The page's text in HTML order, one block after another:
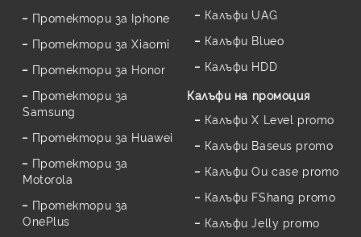
Протектори за Iphone
Протектори за Xiaomi
Протектори за Honor
Протектори за
Samsung
Протектори за Huawei
Протектори за
Motorola
Протектори за
OnePlus
Калъфи UAG
Калъфи Blueo
Калъфи HDD
Калъфи на промоция
Калъфи X Level promo
Калъфи Baseus promo
Калъфи Ou case promo
Калъфи FShang promo
Калъфи Jelly promo